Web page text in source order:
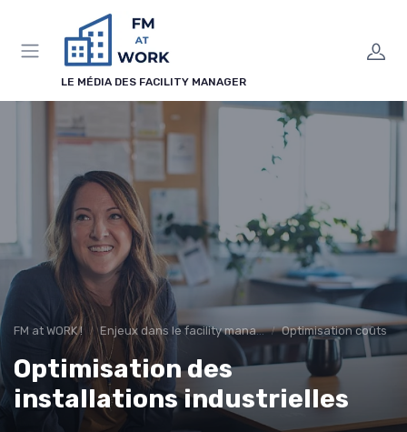
LE MÉDIA DES FACILITY MANAGER
FM at WORK ! Enjeux dans le facility management Optimisation coûts
Optimisation des
installations industrielles
Panneau de gestion des cookies